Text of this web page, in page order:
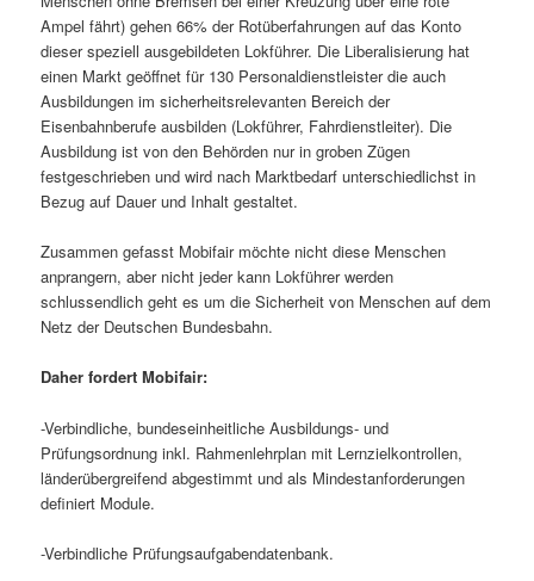
Ampel fährt) gehen 66% der Rotüberfahrungen auf das Konto
dieser speziell ausgebildeten Lokführer. Die Liberalisierung hat
einen Markt geöffnet für 130 Personaldienstleister die auch
Ausbildungen im sicherheitsrelevanten Bereich der
Eisenbahnberufe ausbilden (Lokführer, Fahrdienstleiter). Die
Ausbildung ist von den Behörden nur in groben Zügen
festgeschrieben und wird nach Marktbedarf unterschiedlichst in
Bezug auf Dauer und Inhalt gestaltet.
Zusammen gefasst Mobifair möchte nicht diese Menschen
anprangern, aber nicht jeder kann Lokführer werden
schlussendlich geht es um die Sicherheit von Menschen auf dem
Netz der Deutschen Bundesbahn.
Daher fordert Mobifair:
-Verbindliche, bundeseinheitliche Ausbildungs- und
Prüfungsordnung inkl. Rahmenlehrplan mit Lernzielkontrollen,
länderübergreifend abgestimmt und als Mindestanforderungen
definiert Module.
-Verbindliche Prüfungsaufgabendatenbank.